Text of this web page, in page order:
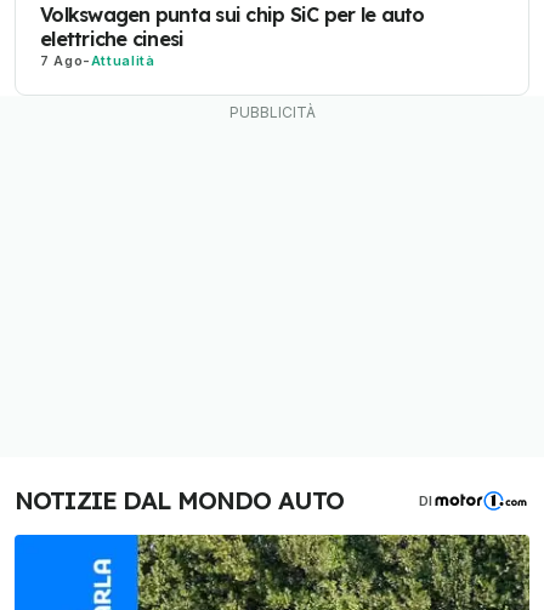
Volkswagen punta sui chip SiC per le auto
elettriche cinesi
7 Ago-Attualità
NOTIZIE DAL MONDO AUTO DI